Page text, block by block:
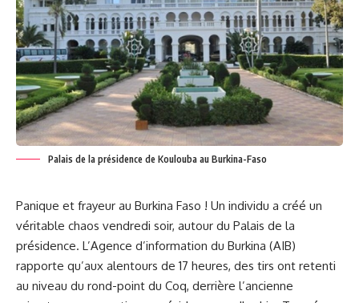
Palais de la présidence de Koulouba au Burkina-Faso
Panique et frayeur ‍ au Burkina Faso ! Un individu a créé un
véritable chaos vendredi soir, autour du Palais ⁢de la
présidence. L’Agence ​d’information du Burkina (AIB)
rapporte qu’aux ⁢alentours de 17 heures, des tirs ont retenti
au niveau du rond-point du Coq, derrière ‌l’ancienne